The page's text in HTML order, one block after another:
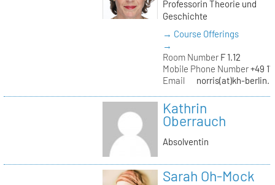
Professorin Theorie und
Geschichte
→ Course Offerings
→
Room NumberF 1.12
Mobile Phone Number+49
Email
norris(at)kh-
Kathrin
Oberrauch
Absolventin
Sarah Oh-Mock